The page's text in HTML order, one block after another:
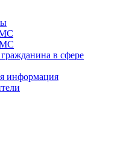
в сфере
информация